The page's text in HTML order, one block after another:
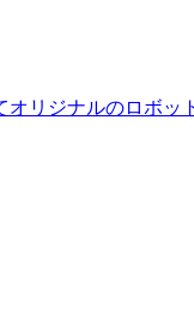
リジナルのロボ